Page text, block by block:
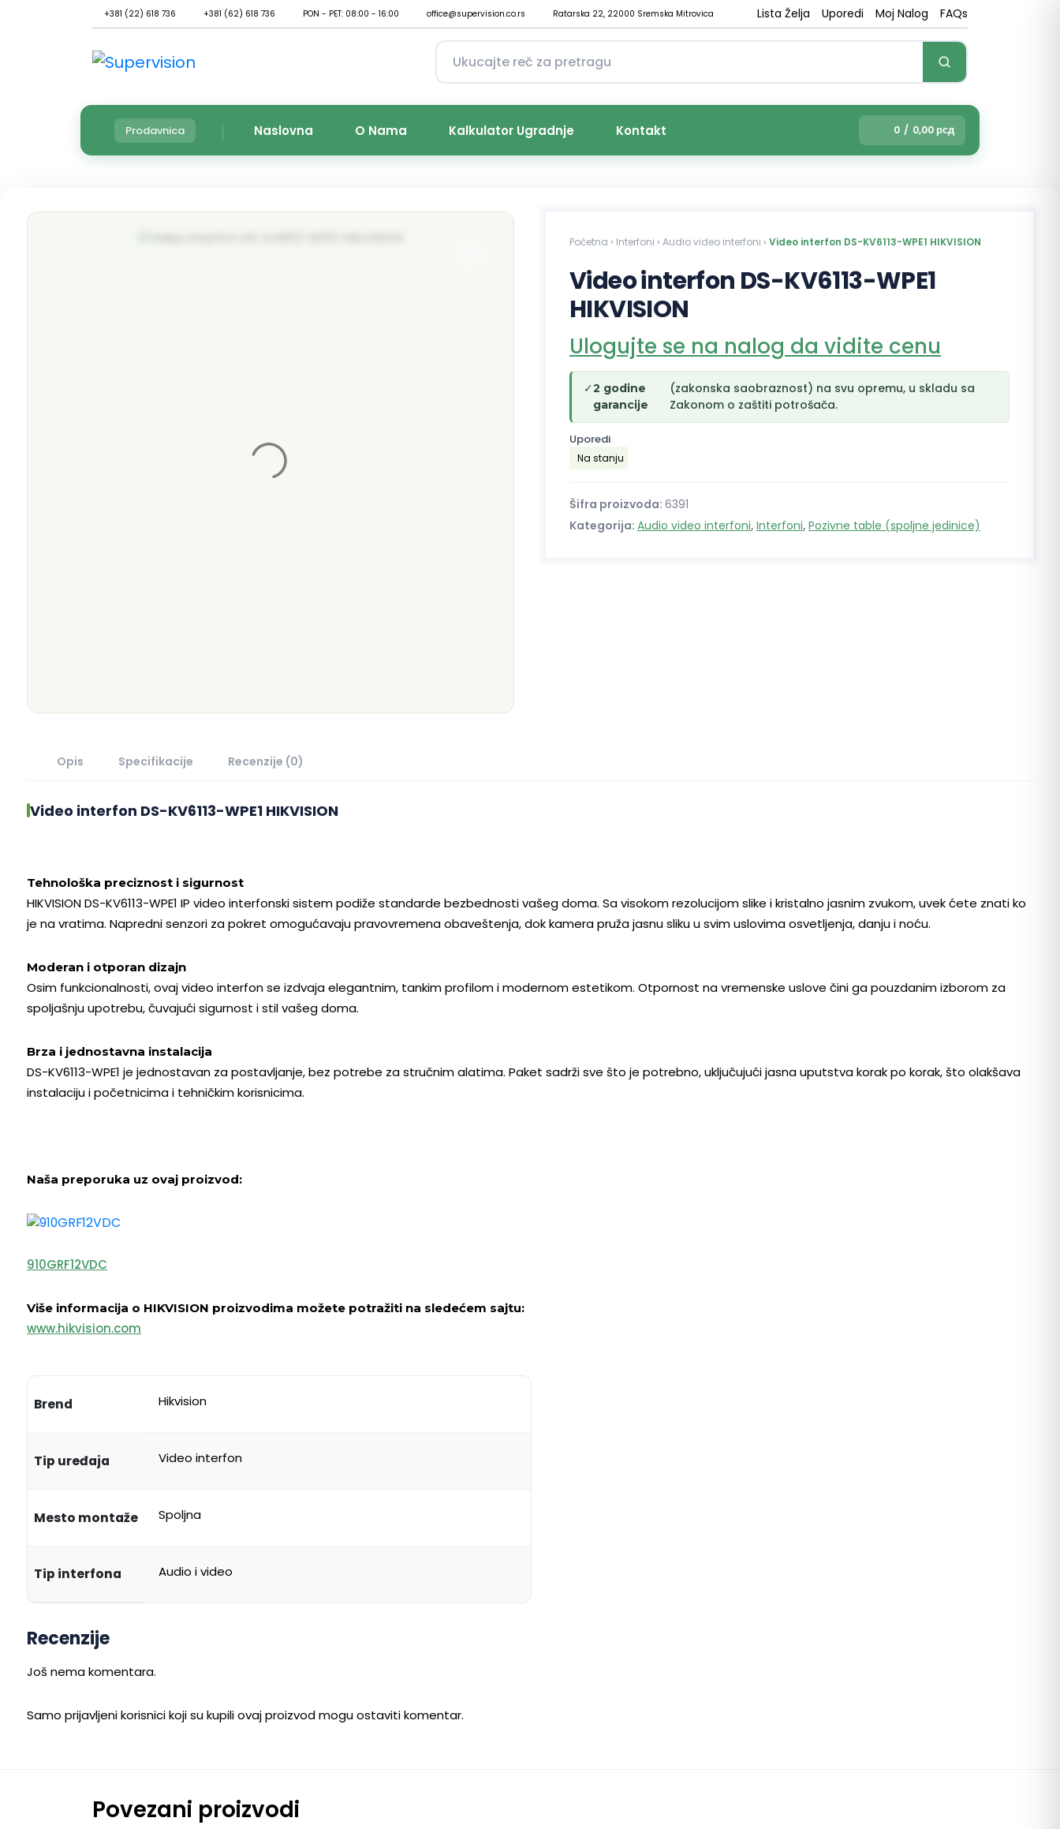
+381 (22) 618 736 +381 (62) 618 736 PON - PET: 08:00 - 16:00 office@supervision.co.rs Ratarska 22, 22000 Sremska Mitrovica Lista Želja Uporedi Moj Nalog FAQs
Prodavnica Naslovna O Nama Kalkulator Ugradnje Kontakt 0 / 0,00 рсд
Početna › Interfoni › Audio video interfoni › Video interfon DS-KV6113-WPE1 HIKVISION
Video interfon DS-KV6113-WPE1
HIKVISION
Ulogujte se na nalog da vidite cenu
✓2 godine
garancije
(zakonska saobraznost) na svu opremu, u skladu sa
Zakonom o zaštiti potrošača.
Uporedi
Na stanju
Šifra proizvoda: 6391
Kategorija: Audio video interfoni, Interfoni, Pozivne table (spoljne jedinice)
Opis Specifikacije Recenzije (0)
Video interfon DS-KV6113-WPE1 HIKVISION
Tehnološka preciznost i sigurnost
HIKVISION DS-KV6113-WPE1 IP video interfonski sistem podiže standarde bezbednosti vašeg doma. Sa visokom rezolucijom slike i kristalno jasnim zvukom, uvek ćete znati ko
je na vratima. Napredni senzori za pokret omogućavaju pravovremena obaveštenja, dok kamera pruža jasnu sliku u svim uslovima osvetljenja, danju i noću.
Moderan i otporan dizajn
Osim funkcionalnosti, ovaj video interfon se izdvaja elegantnim, tankim profilom i modernom estetikom. Otpornost na vremenske uslove čini ga pouzdanim izborom za
spoljašnju upotrebu, čuvajući sigurnost i stil vašeg doma.
Brza i jednostavna instalacija
DS-KV6113-WPE1 je jednostavan za postavljanje, bez potrebe za stručnim alatima. Paket sadrži sve što je potrebno, uključujući jasna uputstva korak po korak, što olakšava
instalaciju i početnicima i tehničkim korisnicima.
Naša preporuka uz ovaj proizvod:
910GRF12VDC
Više informacija o HIKVISION proizvodima možete potražiti na sledećem sajtu:
www.hikvision.com
Brend Hikvision
Tip uređaja Video interfon
Mesto montaže Spoljna
Tip interfona Audio i video
Recenzije
Još nema komentara.
Samo prijavljeni korisnici koji su kupili ovaj proizvod mogu ostaviti komentar.
Povezani proizvodi